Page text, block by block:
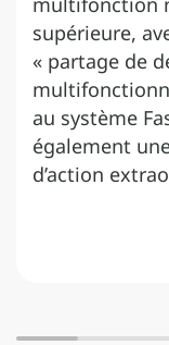
supérieure,
« partage de
au système
également
d’action